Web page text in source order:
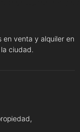
venta y alquiler en
ciudad.